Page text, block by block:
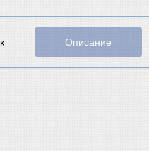
Описание